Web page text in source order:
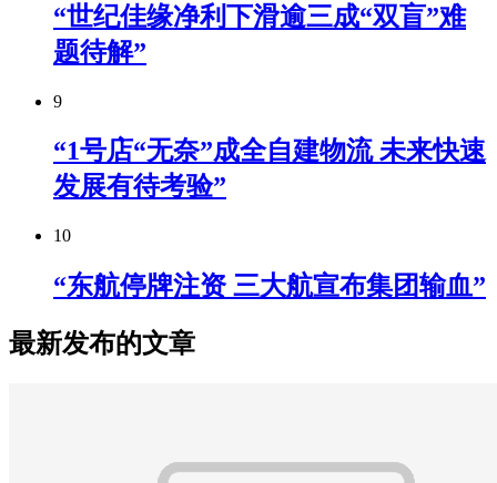
“世纪佳缘净利下滑逾三成“双盲”难
题待解”
9
“1号店“无奈”成全自建物流 未来快速
发展有待考验”
10
“东航停牌注资 三大航宣布集团输血”
最新发布的文章